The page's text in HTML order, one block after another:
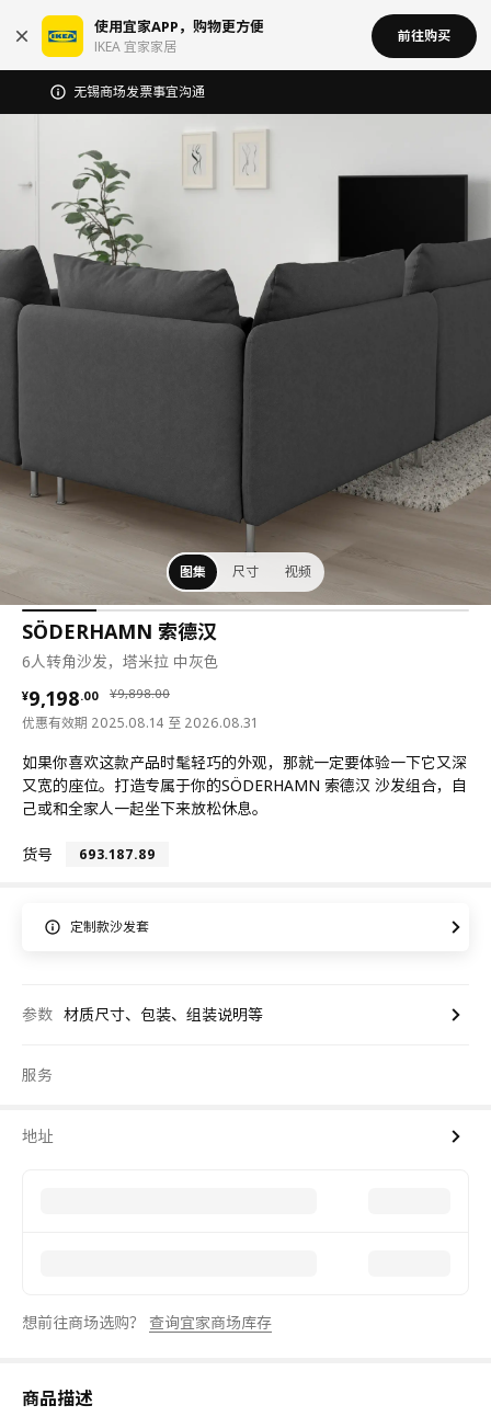
使用宜家APP，购物更方便
IKEA 宜家家居
前往购买
无锡商场发票事宜沟通
图集 尺寸 视频
SÖDERHAMN 索德汉
6人转角沙发，塔米拉 中灰色
¥9,898.00
¥ 9898.00
¥9,198.00
¥ 9198.00
优惠有效期 2025.08.14 至 2026.08.31
如果你喜欢这款产品时髦轻巧的外观，那就一定要体验一下它又深
又宽的座位。打造专属于你的SÖDERHAMN 索德汉 沙发组合，自
己或和全家人一起坐下来放松休息。
货号 693.187.89
定制款沙发套
参数 材质尺寸、包装、组装说明等
服务
地址
想前往商场选购？ 查询宜家商场库存
商品描述